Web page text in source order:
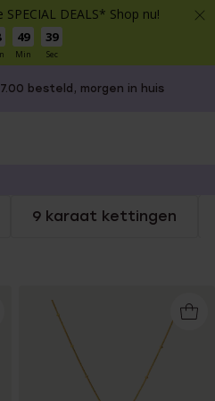
DEALS* Shop nu!
49
Min
39
Sec
besteld, morgen in huis
9 karaat kettingen